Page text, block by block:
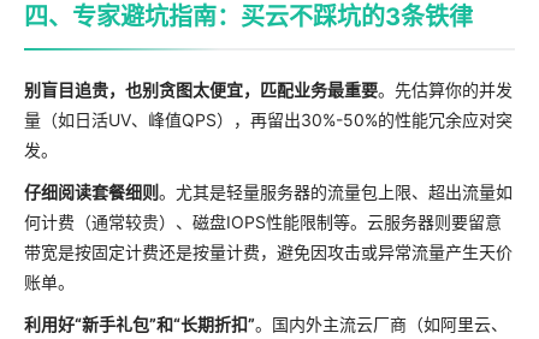
四、专家避坑指南：买云不踩坑的3条铁律
别盲目追贵，也别贪图太便宜，匹配业务最重要。先估算你的并发
量（如日活UV、峰值QPS），再留出30%-50%的性能冗余应对突
发。
仔细阅读套餐细则。尤其是轻量服务器的流量包上限、超出流量如
何计费（通常较贵）、磁盘IOPS性能限制等。云服务器则要留意
带宽是按固定计费还是按量计费，避免因攻击或异常流量产生天价
账单。
利用好“新手礼包”和“长期折扣”。国内外主流云厂商（如阿里云、